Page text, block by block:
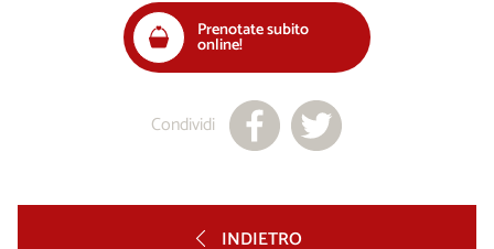
Prenotate subito
online!
Condividi
INDIETRO